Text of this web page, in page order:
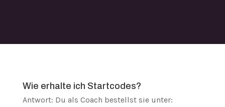
Wie erhalte ich Startcodes?
Antwort: Du als Coach bestellst sie unter: